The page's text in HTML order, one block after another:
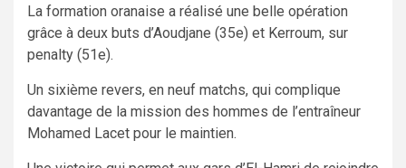
La formation oranaise a réalisé une belle opération
grâce à deux buts d’Aoudjane (35e) et Kerroum, sur
penalty (51e).
Un sixième revers, en neuf matchs, qui complique
davantage de la mission des hommes de l’entraîneur
Mohamed Lacet pour le maintien.